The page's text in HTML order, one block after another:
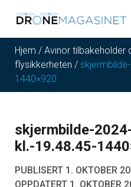
Hjem / Avinor tilbakeholder
flysikkerheten /
1440×920
skjermbilde-
kl.-19.48.45-
PUBLISERT 1. OKTOBER
OPPDATERT 1. OKTOBER